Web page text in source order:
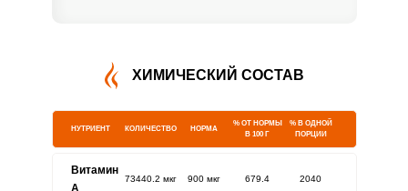
ХИМИЧЕСКИЙ СОСТАВ
НУТРИЕНТ КОЛИЧЕСТВО НОРМА
% ОТ НОРМЫ
В 100 Г
% В ОДНОЙ
ПОРЦИИ
Витамин
A
73440.2 мкг 900 мкг 679.4 2040